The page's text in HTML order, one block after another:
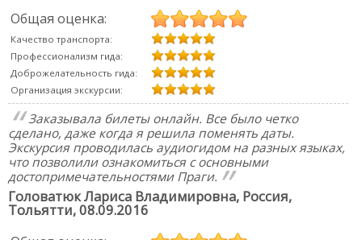
Общая оценка:
Качество транспорта:
Профессионализм гида:
Доброжелательность гида:
Организация экскурсии:
Заказывала билеты онлайн. Все было четко
сделано, даже когда я решила поменять даты.
Экскурсия проводилась аудиогидом на разных языках,
что позволили ознакомиться с основными
достопримечательностями Праги.
Головатюк Лариса Владимировна, Россия,
Тольятти,08.09.2016